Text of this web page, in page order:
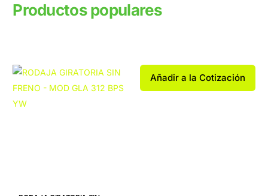
Productos populares
Añadir a la Cotización